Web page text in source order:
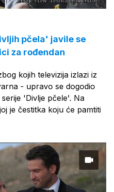
pčela' javile se
za rođendan
kojih televizija izlazi iz
- upravo se dogodio
'Divlje pčele'. Na
je čestitka koju će pamtiti